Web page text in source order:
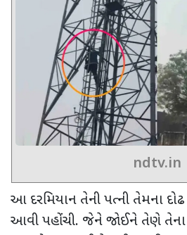
ndtv.in
આ દરમિયાન તેની પત્ની તેમના
આવી પહોંચી. જેને જોઈને તેણે તેના